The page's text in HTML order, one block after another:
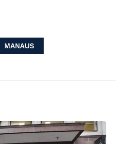
MANAUS